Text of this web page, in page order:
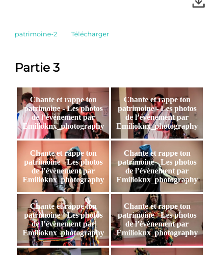
patrimoine-2 Télécharger
Partie 3
Chante et rappe ton
patrimoine - Les photos
de l’évènement par
Emilioknx_photography
Chante et rappe ton
patrimoine - Les photos
de l’évènement par
Emilioknx_photography
Chante et rappe ton
patrimoine - Les photos
de l’évènement par
Emilioknx_photography
Chante et rappe ton
patrimoine - Les photos
de l’évènement par
Emilioknx_photography
Chante et rappe ton
patrimoine - Les photos
de l’évènement par
Emilioknx_photography
Chante et rappe ton
patrimoine - Les photos
de l’évènement par
Emilioknx_photography